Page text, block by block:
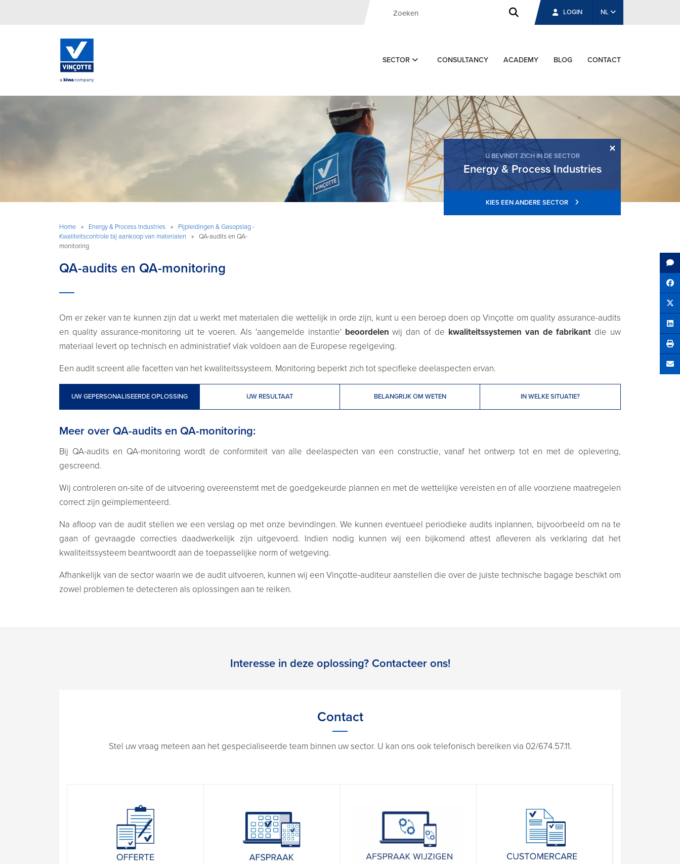
LOGIN NL
SECTOR CONSULTANCY ACADEMY BLOG CONTACT
×
U BEVINDT ZICH IN DE SECTOR
Energy & Process Industries
KIES EEN ANDERE SECTOR
Home » Energy & Process Industries »
Pijpleidingen & Gasopslag -
Kwaliteitscontrole bij aankoop van materialen
»
QA-audits en QA-
monitoring
QA-audits en QA-monitoring
Om er zeker van te kunnen zijn dat u werkt met materialen die wettelijk in orde zijn, kunt u een beroep doen op Vinçotte om quality assurance-audits
en quality assurance-monitoring uit te voeren. Als 'aangemelde instantie' beoordelen wij dan of de kwaliteitssystemen van de fabrikant die uw
materiaal levert op technisch en administratief vlak voldoen aan de Europese regelgeving.
Een audit screent alle facetten van het kwaliteitssysteem. Monitoring beperkt zich tot specifieke deelaspecten ervan.
UW GEPERSONALISEERDE OPLOSSING UW RESULTAAT BELANGRIJK OM WETEN IN WELKE SITUATIE?
Meer over QA-audits en QA-monitoring:
Bij QA-audits en QA-monitoring wordt de conformiteit van alle deelaspecten van een constructie, vanaf het ontwerp tot en met de oplevering,
gescreend.
Wij controleren on-site of de uitvoering overeenstemt met de goedgekeurde plannen en met de wettelijke vereisten en of alle voorziene maatregelen
correct zijn geïmplementeerd.
Na afloop van de audit stellen we een verslag op met onze bevindingen. We kunnen eventueel periodieke audits inplannen, bijvoorbeeld om na te
gaan of gevraagde correcties daadwerkelijk zijn uitgevoerd. Indien nodig kunnen wij een bijkomend attest afleveren als verklaring dat het
kwaliteitssysteem beantwoordt aan de toepasselijke norm of wetgeving.
Afhankelijk van de sector waarin we de audit uitvoeren, kunnen wij een Vinçotte-auditeur aanstellen die over de juiste technische bagage beschikt om
zowel problemen te detecteren als oplossingen aan te reiken.
Interesse in deze oplossing? Contacteer ons!
Contact
Stel uw vraag meteen aan het gespecialiseerde team binnen uw sector. U kan ons ook telefonisch bereiken via 02/674.57.11.